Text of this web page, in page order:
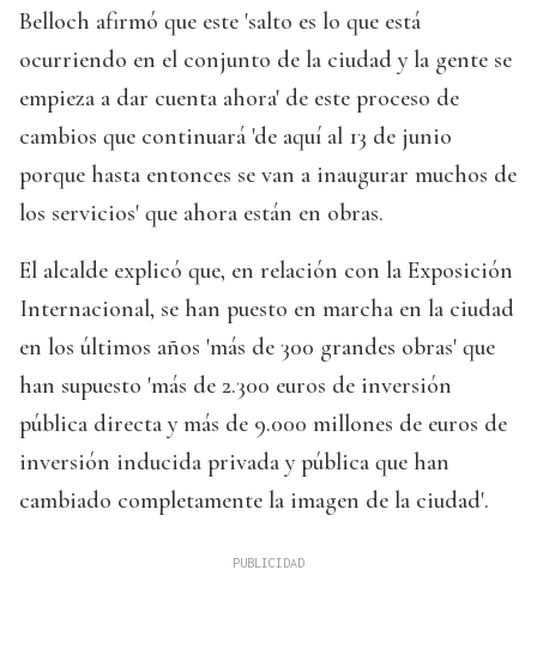
Belloch afirmó que este 'salto es lo que está
ocurriendo en el conjunto de la ciudad y la gente se
empieza a dar cuenta ahora' de este proceso de
cambios que continuará 'de aquí al 13 de junio
porque hasta entonces se van a inaugurar muchos de
los servicios' que ahora están en obras.
El alcalde explicó que, en relación con la Exposición
Internacional, se han puesto en marcha en la ciudad
en los últimos años 'más de 300 grandes obras' que
han supuesto 'más de 2.300 euros de inversión
pública directa y más de 9.000 millones de euros de
inversión inducida privada y pública que han
cambiado completamente la imagen de la ciudad'.